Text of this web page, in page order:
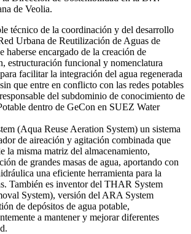
de Veolia.
técnico de la coordinación y del desarrollo
Urbana de Reutilización de Aguas de
encargado de la creación de
estructuración funcional y nomenclatura
facilitar la integración del agua regenerada
que entre en conflicto con las redes potables
del subdominio de conocimiento de
dentro de GeCon en SUEZ Water
(Aqua Reuse Aeration System) un sistema
de aireación y agitación combinada que
la misma matriz del almacenamiento,
de grandes masas de agua, aportando con
una eficiente herramienta para la
También es inventor del THAR System
System), versión del ARA System
de depósitos de agua potable,
a mantener y mejorar diferentes